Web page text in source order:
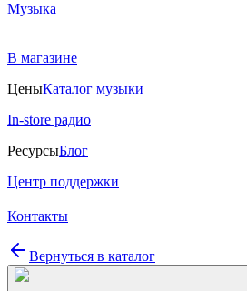
Музыка
В магазине
ЦеныКаталог музыки
In-store радио
РесурсыБлог
Центр поддержки
Контакты
Вернуться в каталог